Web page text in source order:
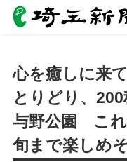
心を癒しに来
とりどり、
与野公園 こ
旬まで楽しめ